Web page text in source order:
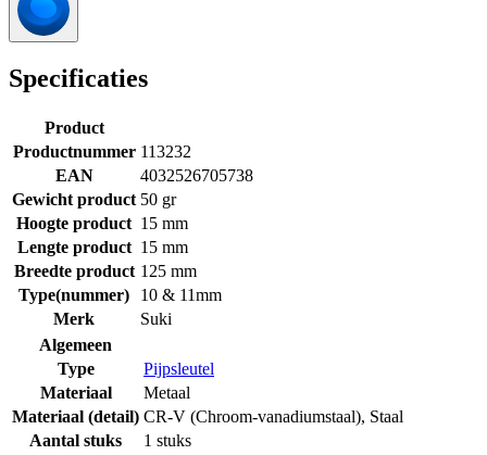
Specificaties
Product
Productnummer 113232
EAN
4032526705738
Gewicht product 50 gr
Hoogte product 15 mm
Lengte product 15 mm
Breedte product 125 mm
Type(nummer)
10 & 11mm
Merk
Suki
Algemeen
Type
Pijpsleutel
Materiaal
Metaal
Materiaal (detail) CR-V (Chroom-vanadiumstaal), Staal
Aantal stuks
1 stuks